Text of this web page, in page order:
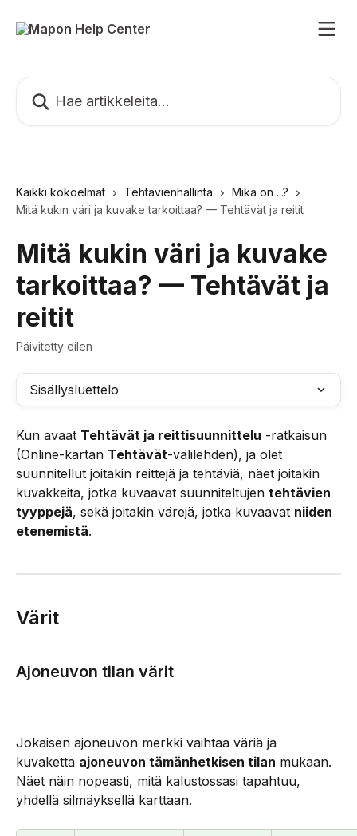
Kaikki kokoelmat Tehtävienhallinta
Mikä on ...?
Mitä kukin väri ja kuvake tarkoittaa? — Tehtävät ja reitit
Mitä kukin väri ja kuvake
tarkoittaa? — Tehtävät ja
reitit
Päivitetty eilen
Sisällysluettelo
Kun avaat Tehtävät ja reittisuunnittelu -ratkaisun
(Online-kartan Tehtävät-välilehden), ja olet
suunnitellut joitakin reittejä ja tehtäviä, näet joitakin
kuvakkeita, jotka kuvaavat suunniteltujen tehtävien
tyyppejä, sekä joitakin värejä, jotka kuvaavat niiden
etenemistä.
Värit
Ajoneuvon tilan värit
Jokaisen ajoneuvon merkki vaihtaa väriä ja
kuvaketta ajoneuvon tämänhetkisen tilan mukaan.
Näet näin nopeasti, mitä kalustossasi tapahtuu,
yhdellä silmäyksellä karttaan.